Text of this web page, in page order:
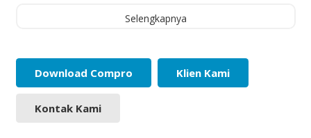
Selengkapnya
Download Compro Klien Kami
Kontak Kami